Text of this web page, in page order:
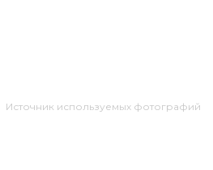
Источник используемых фотографий